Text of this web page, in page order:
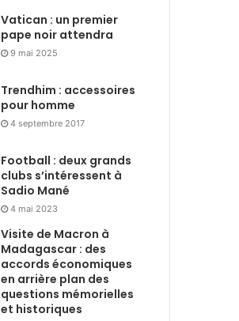
Vatican : un premier
pape noir attendra
9 mai 2025
Trendhim : accessoires
pour homme
4 septembre 2017
Football : deux grands
clubs s’intéressent à
Sadio Mané
4 mai 2023
Visite de Macron à
Madagascar : des
accords économiques
en arrière plan des
questions mémorielles
et historiques